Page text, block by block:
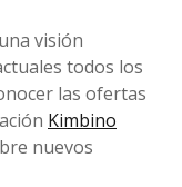
visión
todos los
las ofertas
Kimbino
nuevos